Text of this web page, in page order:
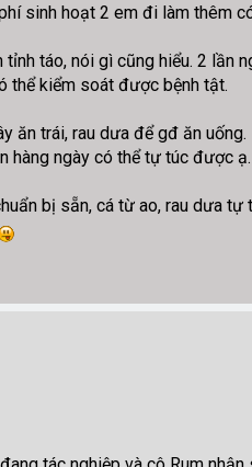
sinh hoạt 2 em đi làm thêm
táo, nói gì cũng hiểu. 2
thể kiểm soát được bệnh tật.
ăn trái, rau dưa để gđ ăn uống.
hàng ngày có thể tự túc được ạ.
bị sẵn, cá từ ao, rau dưa